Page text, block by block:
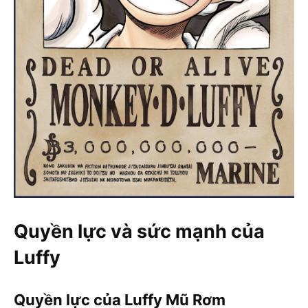
Quyền lực và sức mạnh của
Luffy
Quyền lực của Luffy Mũ Rơm